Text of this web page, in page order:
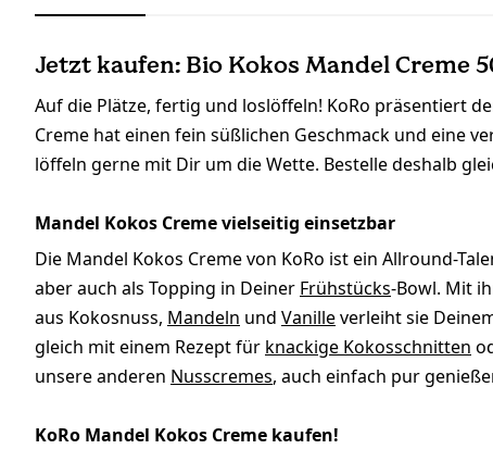
Jetzt kaufen: Bio Kokos Mandel Creme
Auf die Plätze, fertig und loslöffeln! KoRo präsentiert
Creme hat einen fein süßlichen Geschmack und eine
löffeln gerne mit Dir um die Wette. Bestelle deshalb
Mandel Kokos Creme vielseitig einsetzbar
Die Mandel Kokos Creme von KoRo ist ein Allround-
aber auch als Topping in Deiner Frühstücks-Bowl. Mit
aus Kokosnuss, Mandeln und Vanilleverleiht sie
gleich mit einem Rezept für knackige Kokosschnitten
unsere anderen Nusscremes, auch einfach pur
KoRo Mandel Kokos Creme kaufen!